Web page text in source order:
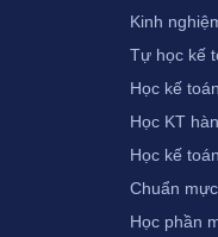
Kinh
Tự học kế
Học kế
Học KT
Học kế
Chuẩn
Học phần